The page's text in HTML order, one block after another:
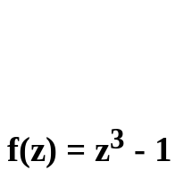
f(z) = z3 - 1